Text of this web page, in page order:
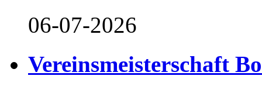
06-07-2026
Vereinsmeisterschaft